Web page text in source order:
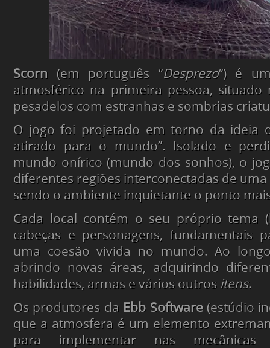
Scorn (em português “Desprezo“) é
atmosférico na primeira pessoa,
pesadelos com estranhas e sombrias
O jogo foi projetado em torno da ideia
atirado para o mundo”. Isolado e
mundo onírico (mundo dos sonhos), o
diferentes regiões interconectadas de
sendo o ambiente inquietante o ponto
Cada local contém o seu próprio tema
cabeças e personagens, fundamentais
uma coesão vivida no mundo. Ao
abrindo novas áreas, adquirindo
habilidades, armas e vários outros itens.
Os produtores da Ebb Software(estúdio
que a atmosfera é um elemento
para implementar nas